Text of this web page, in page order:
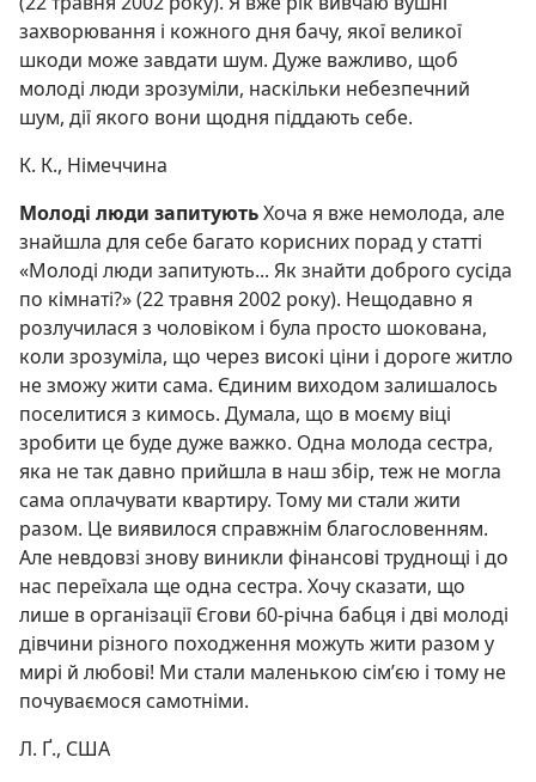
захворювання і кожного дня бачу, якої великої
шкоди може завдати шум. Дуже важливо, щоб
молоді люди зрозуміли, наскільки небезпечний
шум, дії якого вони щодня піддають себе.
К. К., Німеччина
Молоді люди запитуютьХоча я вже немолода, але
знайшла для себе багато корисних порад у статті
«Молоді люди запитують... Як знайти доброго сусіда
по кімнаті?» (22 травня 2002 року). Нещодавно я
розлучилася з чоловіком і була просто шокована,
коли зрозуміла, що через високі ціни і дороге житло
не зможу жити сама. Єдиним виходом залишалось
поселитися з кимось. Думала, що в моєму віці
зробити це буде дуже важко. Одна молода сестра,
яка не так давно прийшла в наш збір, теж не могла
сама оплачувати квартиру. Тому ми стали жити
разом. Це виявилося справжнім благословенням.
Але невдовзі знову виникли фінансові труднощі і до
нас переїхала ще одна сестра. Хочу сказати, що
лише в організації Єгови 60-річна бабця і дві молоді
дівчини різного походження можуть жити разом у
мирі й любові! Ми стали маленькою сім’єю і тому не
почуваємося самотніми.
Л. Ґ., США